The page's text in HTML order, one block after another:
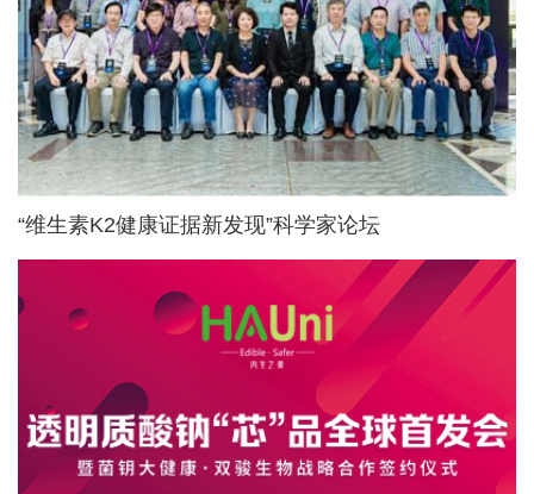
“维生素K2健康证据新发现”科学家论坛